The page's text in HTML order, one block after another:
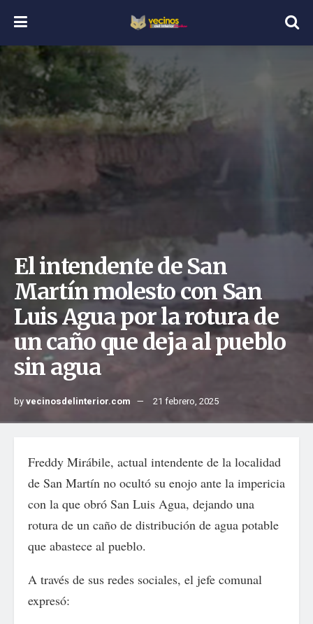
El intendente de San
Martín molesto con San
Luis Agua por la rotura de
un caño que deja al pueblo
sin agua
byvecinosdelinterior.com 21 febrero, 2025
Freddy Mirábile, actual intendente de la localidad
de San Martín no ocultó su enojo ante la impericia
con la que obró San Luis Agua, dejando una
rotura de un caño de distribución de agua potable
que abastece al pueblo.
A través de sus redes sociales, el jefe comunal
expresó: